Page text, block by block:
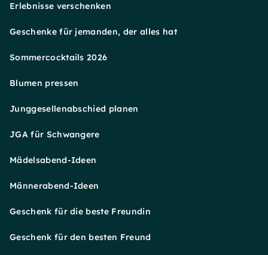
Erlebnisse verschenken
Geschenke für jemanden, der alles hat
Sommercocktails 2026
Blumen pressen
Junggesellenabschied planen
JGA für Schwangere
Mädelsabend-Ideen
Männerabend-Ideen
Geschenk für die beste Freundin
Geschenk für den besten Freund